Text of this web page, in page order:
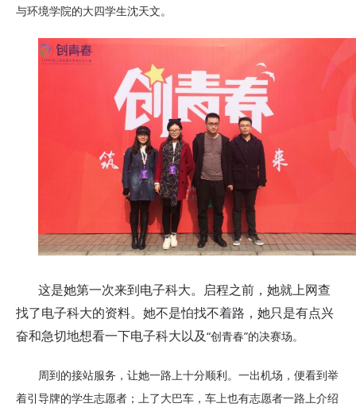
与环境学院的大四学生沈天文。
这是她第一次来到电子科大。启程之前，她就上网查
找了电子科大的资料。她不是怕找不着路，她只是有点兴
奋和急切地想看一下电子科大以及“创青春”的决赛场。
周到的接站服务，让她一路上十分顺利。 一出机场 ， 便看到举
着引导牌的学生志愿者 ；上了大巴车，车上也有志愿者一路上介绍